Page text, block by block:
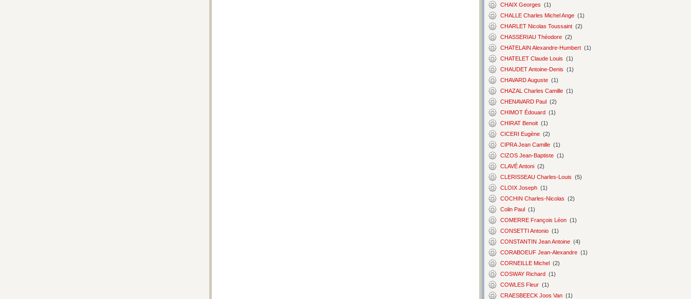
CHAIX Georges (1)
CHALLE Charles Michel Ange (1)
CHARLET Nicolas Toussaint (2)
CHASSERIAU Théodore (2)
CHATELAIN Alexandre-Humbert (1)
CHATELET Claude Louis (1)
CHAUDET Antoine-Denis (1)
CHAVARD Auguste (1)
CHAZAL Charles Camille (1)
CHENAVARD Paul (2)
CHIMOT Édouard (1)
CHIRAT Benoit (1)
CICERI Eugène (2)
CIPRA Jean Camille (1)
CIZOS Jean-Baptiste (1)
CLAVÉ Antoni (2)
CLERISSEAU Charles-Louis (5)
CLOIX Joseph (1)
COCHIN Charles-Nicolas (2)
Colin Paul (1)
COMERRE François Léon (1)
CONSETTI Antonio (1)
CONSTANTIN Jean Antoine (4)
CORABOEUF Jean-Alexandre (1)
CORNEILLE Michel (2)
COSWAY Richard (1)
COWLES Fleur (1)
CRAESBEECK Joos Van (1)